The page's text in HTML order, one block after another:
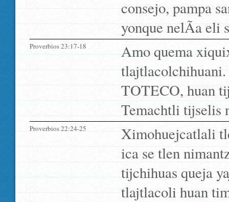
consejo, pampa
yonque nelÃ­a eli
Proverbios 23:17-18
Amo quema
TOTECO, huan
Temachtli tijselis
Proverbios 22:24-25
Ximohuejcatlali
ica se tlen
tijchihuas queja
tlajtlacoli huan